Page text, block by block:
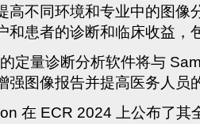
高不同环境和专业中的图像
和患者的诊断和临床收益，
定量诊断分析软件将与
强图像报告并提高医务人员
在 ECR 2024 上公布了其